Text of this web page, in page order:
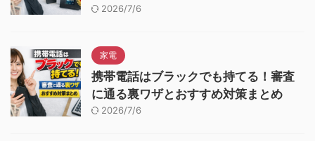
2026/7/6
家電
携帯電話はブラックでも持てる！審査
に通る裏ワザとおすすめ対策まとめ
2026/7/6